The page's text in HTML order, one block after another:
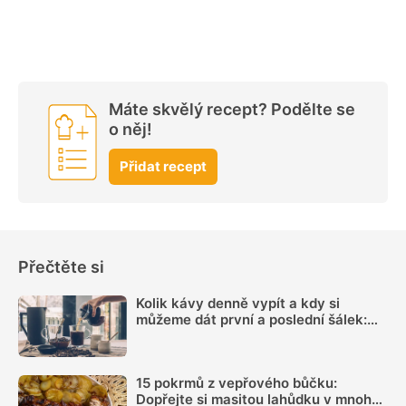
Máte skvělý recept? Podělte se
o něj!
Přidat recept
Přečtěte si
Kolik kávy denně vypít a kdy si
můžeme dát první a poslední šálek:
15 pokrmů z vepřového bůčku:
Dopřejte si masitou lahůdku v mnoha